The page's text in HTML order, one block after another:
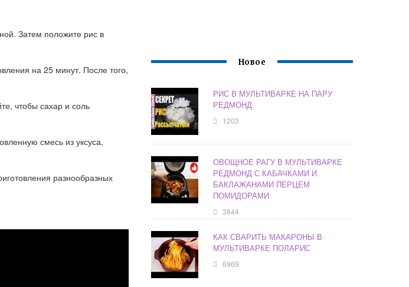
Затем положите рис в
на 25 минут. После того,
чтобы сахар и соль
смесь из уксуса,
разнообразных
Новое
РИС В МУЛЬТИВАРКЕ НА ПАРУ
РЕДМОНД
1203
ОВОЩНОЕ РАГУ В МУЛЬТИВАРКЕ
РЕДМОНД С КАБАЧКАМИ И
БАКЛАЖАНАМИ ПЕРЦЕМ
ПОМИДОРАМИ
3844
КАК СВАРИТЬ МАКАРОНЫ В
МУЛЬТИВАРКЕ ПОЛАРИС
6969